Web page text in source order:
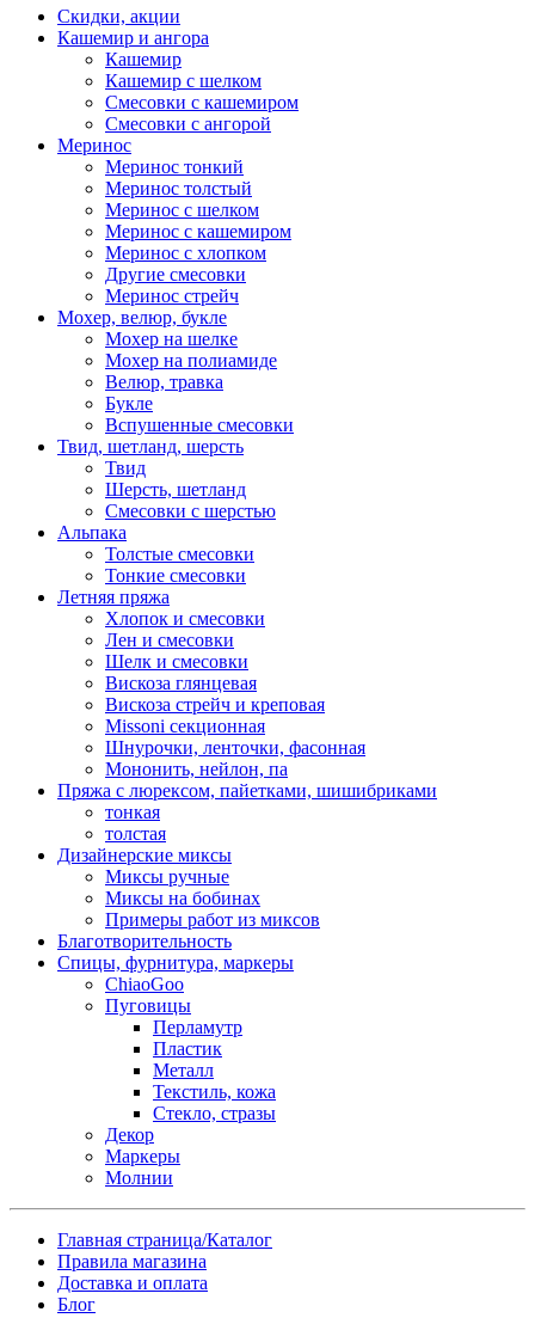
Скидки, акции
Кашемир и ангора
Кашемир
Кашемир с шелком
Смесовки с кашемиром
Смесовки с ангорой
Меринос
Меринос тонкий
Меринос толстый
Меринос с шелком
Меринос с кашемиром
Меринос с хлопком
Другие смесовки
Меринос стрейч
Мохер, велюр, букле
Мохер на шелке
Мохер на полиамиде
Велюр, травка
Букле
Вспушенные смесовки
Твид, шетланд, шерсть
Твид
Шерсть, шетланд
Смесовки с шерстью
Альпака
Толстые смесовки
Тонкие смесовки
Летняя пряжа
Хлопок и смесовки
Лен и смесовки
Шелк и смесовки
Вискоза глянцевая
Вискоза стрейч и креповая
Missoni секционная
Шнурочки, ленточки, фасонная
Мононить, нейлон, па
Пряжа с люрексом, пайетками, шишибриками
тонкая
толстая
Дизайнерские миксы
Миксы ручные
Миксы на бобинах
Примеры работ из миксов
Благотворительность
Спицы, фурнитура, маркеры
ChiaoGoo
Пуговицы
Перламутр
Пластик
Металл
Текстиль, кожа
Стекло, стразы
Декор
Маркеры
Молнии
Главная страница/Каталог
Правила магазина
Доставка и оплата
Блог